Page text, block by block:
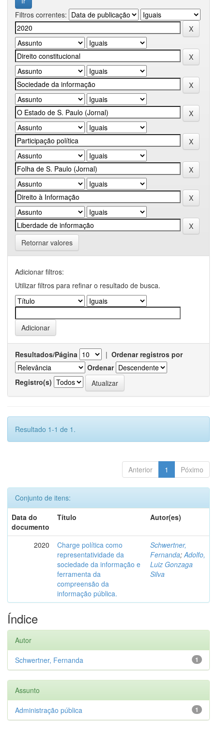
Filtros correntes:
Retornar valores
Adicionar filtros:
Utilizar filtros para refinar o resultado de busca.
Resultados/Página | Ordenar registros por
Ordenar
Registro(s)
Resultado 1-1 de 1.
Anterior 1 Póximo
Conjunto de itens:
Data do
documento
Título Autor(es)
2020
Charge política como
representatividade da
sociedade da informação e
ferramenta da
compreensão da
informação pública.
Schwertner,
Fernanda;Adolfo,
Luiz Gonzaga
Silva
Índice
Autor
1
Schwertner, Fernanda
Assunto
1
Administração pública